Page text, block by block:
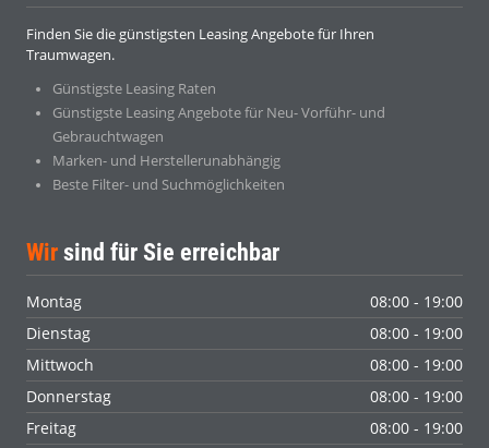
Finden Sie die günstigsten Leasing Angebote für Ihren
Traumwagen.
Günstigste Leasing Raten
Günstigste Leasing Angebote für Neu- Vorführ- und
Gebrauchtwagen
Marken- und Herstellerunabhängig
Beste Filter- und Suchmöglichkeiten
Wir sind für Sie erreichbar
Montag
08:00 - 19:00
Dienstag
08:00 - 19:00
Mittwoch
08:00 - 19:00
Donnerstag
08:00 - 19:00
Freitag
08:00 - 19:00